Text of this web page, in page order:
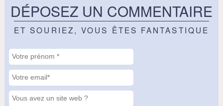
DÉPOSEZ UN COMMENTAIRE
ET SOURIEZ, VOUS ÊTES FANTASTIQUE